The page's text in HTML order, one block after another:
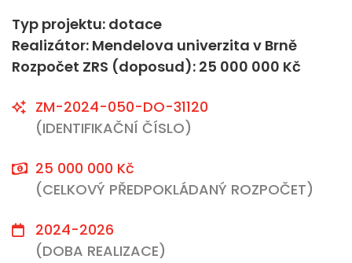
Typ projektu: dotace
Realizátor: Mendelova univerzita v Brně
Rozpočet ZRS (doposud): 25 000 000 Kč
ZM-2024-050-DO-31120
(IDENTIFIKAČNÍ ČÍSLO)
25 000 000 Kč
(CELKOVÝ PŘEDPOKLÁDANÝ ROZPOČET)
2024-2026
(DOBA REALIZACE)